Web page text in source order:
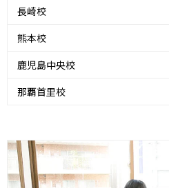
長崎校
熊本校
鹿児島中央校
那覇首里校